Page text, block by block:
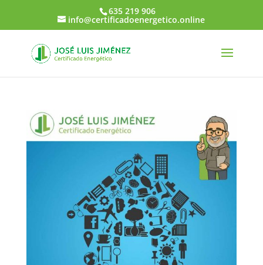
635 219 906
info@certificadoenergetico.online